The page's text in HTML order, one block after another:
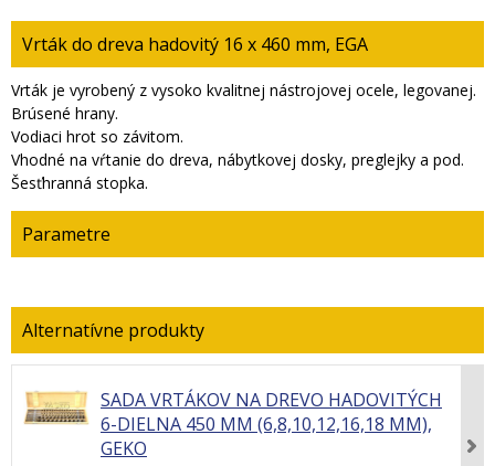
Vrták do dreva hadovitý 16 x 460 mm, EGA
Vrták je vyrobený z vysoko kvalitnej nástrojovej ocele, legovanej.
Brúsené hrany.
Vodiaci hrot so závitom.
Vhodné na vŕtanie do dreva, nábytkovej dosky, preglejky a pod.
Šesťhranná stopka.
Parametre
SADA VRTÁKOV NA DREVO HADOVITÝCH
6-DIELNA 450 MM (6,8,10,12,16,18 MM),
GEKO